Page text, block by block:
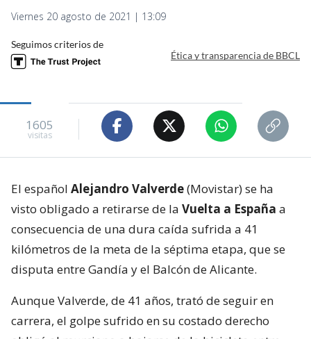
Viernes 20 agosto de 2021 | 13:09
Seguimos criterios de
Ética y transparencia de BBCL
1605
visitas
El español Alejandro Valverde(Movistar) se ha
visto obligado a retirarse de la Vuelta a España a
consecuencia de una dura caída sufrida a 41
kilómetros de la meta de la séptima etapa, que se
disputa entre Gandía y el Balcón de Alicante.
Aunque Valverde, de 41 años, trató de seguir en
carrera, el golpe sufrido en su costado derecho